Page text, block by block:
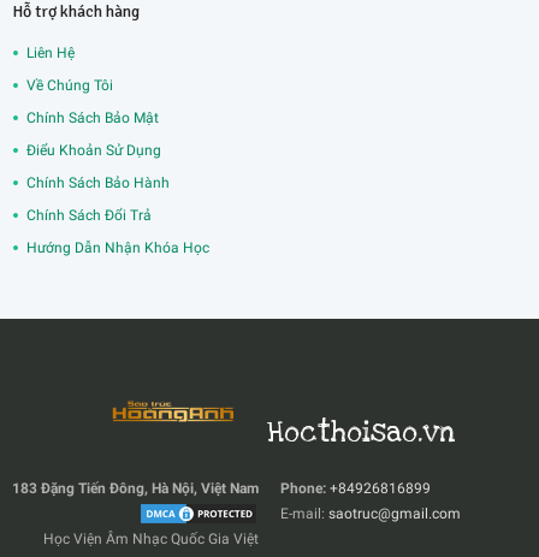
Hỗ trợ khách hàng
Liên Hệ
Về Chúng Tôi
Chính Sách Bảo Mật
Điểu Khoản Sử Dụng
Chính Sách Bảo Hành
Chính Sách Đổi Trả
Hướng Dẫn Nhận Khóa Học
Hocthoisao.vn
Phone: +84926816899
E-mail: saotruc@gmail.com
183 Đặng Tiến Đông, Hà Nội, Việt Nam
Học Viện Âm Nhạc Quốc Gia Việt